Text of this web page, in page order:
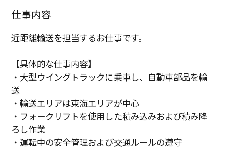
仕事内容
近距離輸送を担当するお仕事です。
【具体的な仕事内容】
・大型ウイングトラックに乗車し、自動車部品を輸
送
・輸送エリアは東海エリアが中心
・フォークリフトを使用した積み込みおよび積み降
ろし作業
・運転中の安全管理および交通ルールの遵守